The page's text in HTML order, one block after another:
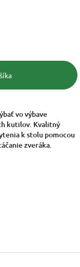
vo výbave
kutilov. Kvalitný
k stolu pomocou
zveráka.